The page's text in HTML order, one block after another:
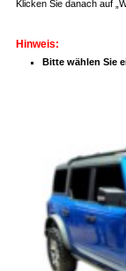
Klicken Sie danach auf
Hinweis:
Bitte wählen Sie